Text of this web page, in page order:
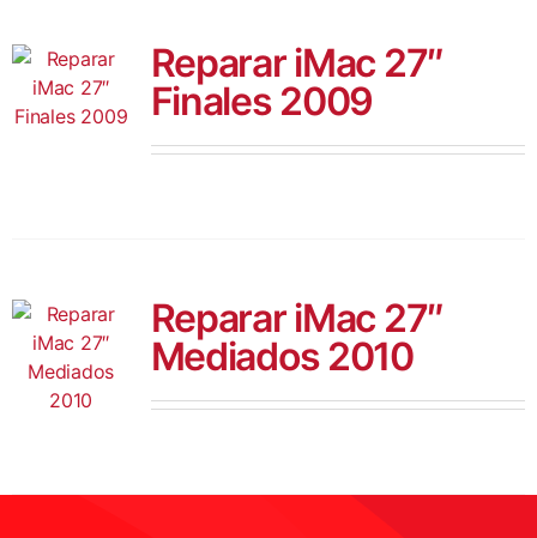
Reparar iMac 27″
Finales 2009
Reparar iMac 27″
Mediados 2010